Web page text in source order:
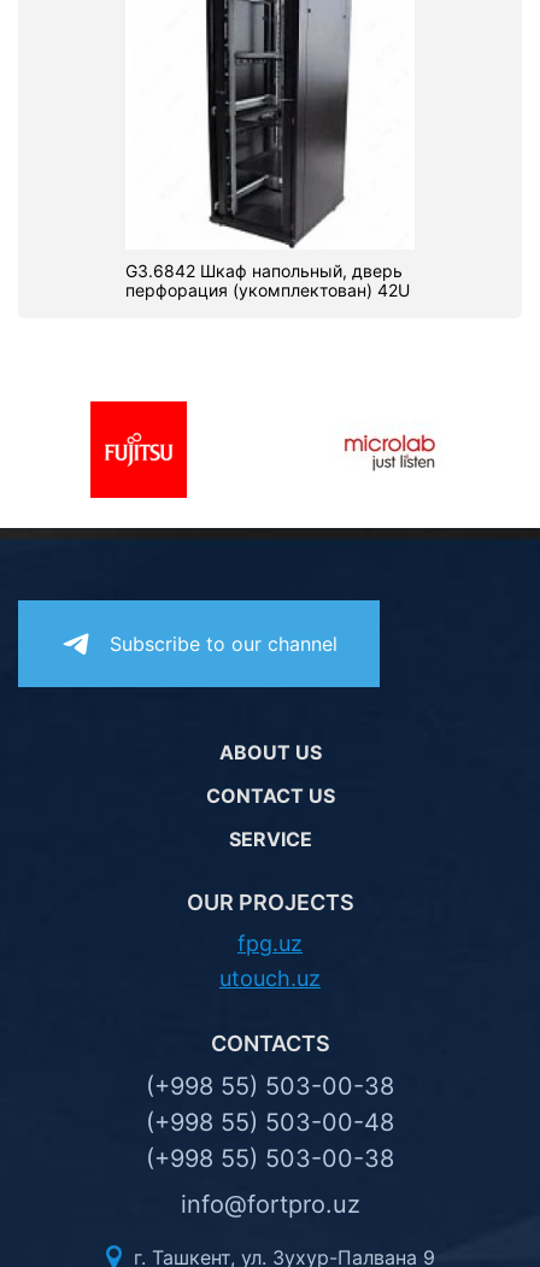
G3.6842 Шкаф напольный, дверь
перфорация (укомплектован) 42U
Subscribe to our channel
ABOUT US
CONTACT US
SERVICE
OUR PROJECTS
fpg.uz
utouch.uz
CONTACTS
(+998 55) 503-00-38
(+998 55) 503-00-48
(+998 55) 503-00-38
info@fortpro.uz
г. Ташкент, ул. Зухур-Палвана 9